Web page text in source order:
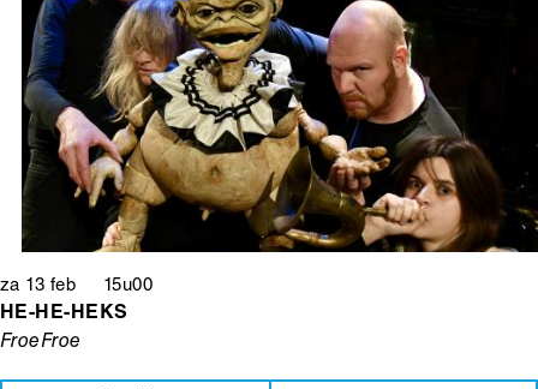
za 13 feb 15u00
HE-HE-HEKS
FroeFroe